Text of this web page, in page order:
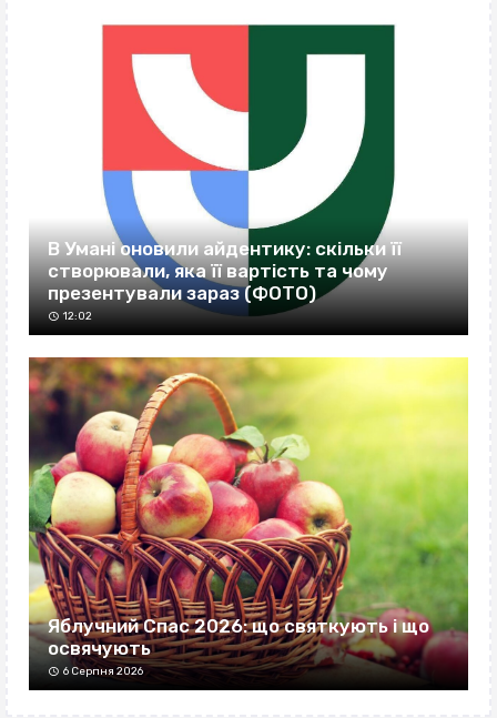
В Умані оновили айдентику: скільки її
створювали, яка її вартість та чому
презентували зараз (ФОТО)
12:02
Яблучний Спас 2026: що святкують і що
освячують
6 Серпня 2026